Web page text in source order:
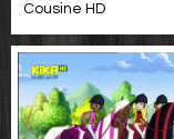
Cousine HD